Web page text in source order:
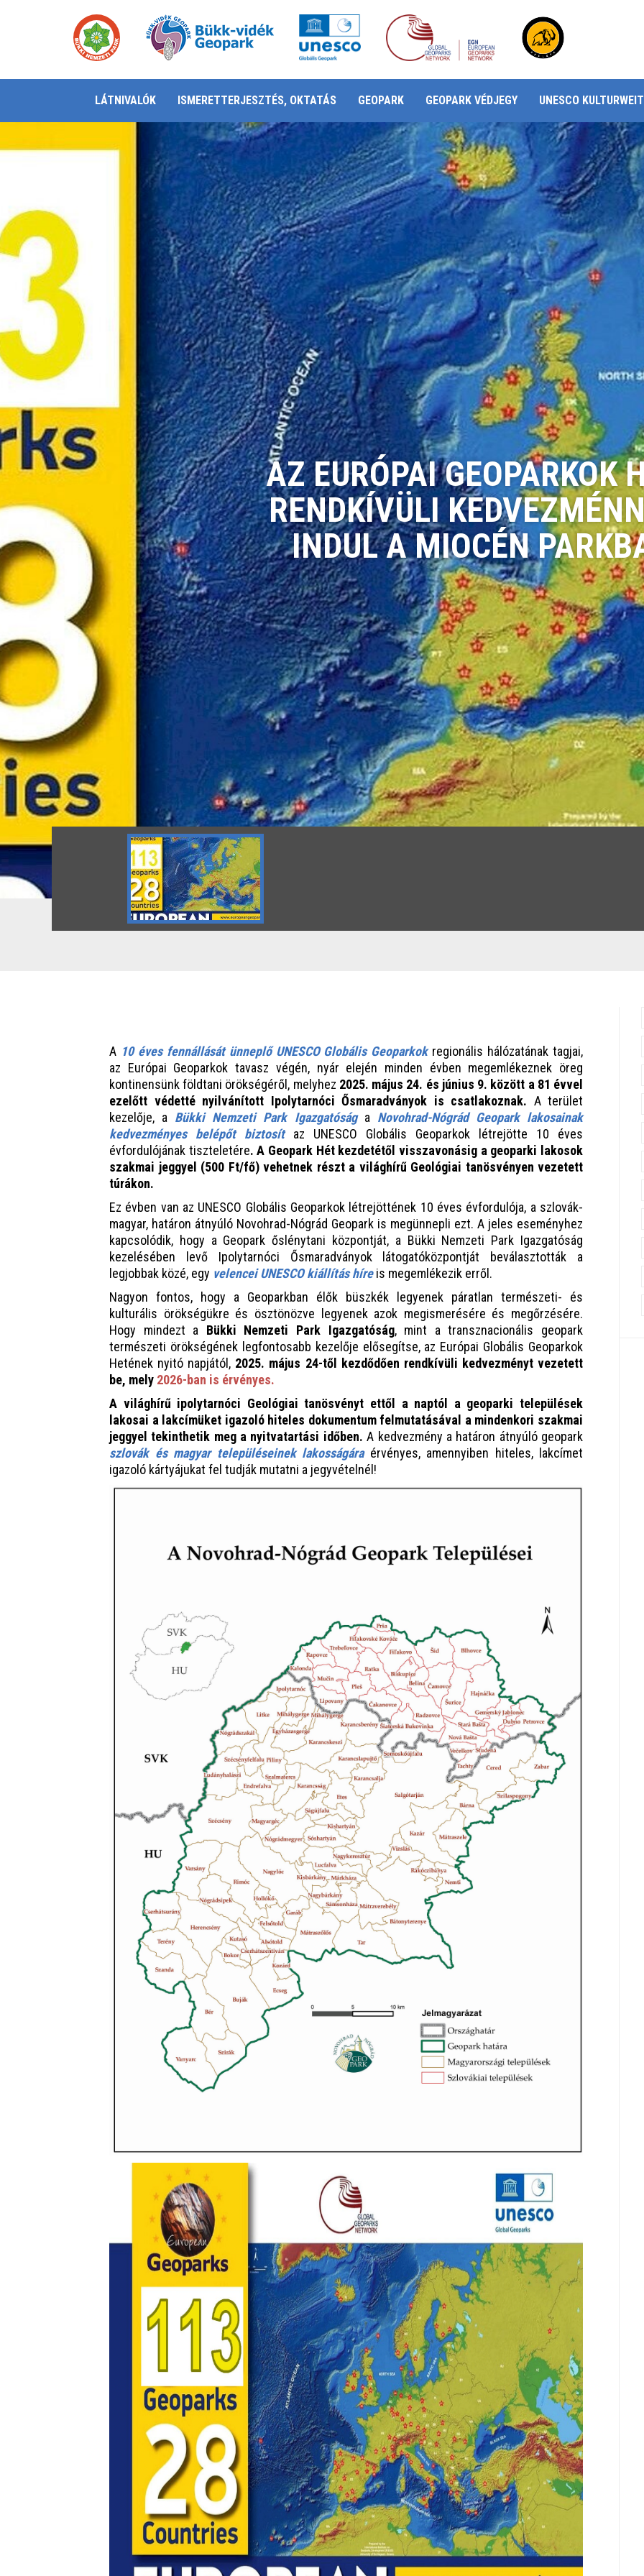
LÁTNIVALÓK ISMERETTERJESZTÉS, OKTATÁS GEOPARK GEOPARK VÉDJEGY UNESCO
AZ EURÓPAI GEOPARKOK
RENDKÍVÜLI
INDUL A MIOCÉN
A 10 éves fennállását ünneplő UNESCO Globális Geoparkok regionális hálózatának tagjai,
az Európai Geoparkok tavasz végén, nyár elején minden évben megemlékeznek öreg
kontinensünk földtani örökségéről, melyhez 2025. május 24. és június 9. között a 81 évvel
ezelőtt védetté nyilvánított Ipolytarnóci Ősmaradványok is csatlakoznak. A terület
kezelője, a Bükki Nemzeti Park Igazgatósága Novohrad-Nógrád Geopark lakosainak
kedvezményes belépőt biztosítaz UNESCO Globális Geoparkok létrejötte 10 éves
évfordulójának tiszteletére. A Geopark Hét kezdetétől visszavonásig a geoparki lakosok
szakmai jeggyel (500 Ft/fő) vehetnek részt a világhírű Geológiai tanösvényen vezetett
túrákon.
Ez évben van az UNESCO Globális Geoparkok létrejöttének 10 éves évfordulója, a szlovák-
magyar, határon átnyúló Novohrad-Nógrád Geopark is megünnepli ezt. A jeles eseményhez
kapcsolódik, hogy a Geopark őslénytani központját, a Bükki Nemzeti Park Igazgatóság
kezelésében levő Ipolytarnóci Ősmaradványok látogatóközpontját beválasztották a
legjobbak közé, egy velencei UNESCO kiállítás híreis megemlékezik erről.
Nagyon fontos, hogy a Geoparkban élők büszkék legyenek páratlan természeti- és
kulturális örökségükre és ösztönözve legyenek azok megismerésére és megőrzésére.
Hogy mindezt a Bükki Nemzeti Park Igazgatóság, mint a transznacionális geopark
természeti örökségének legfontosabb kezelője elősegítse, az Európai Globális Geoparkok
Hetének nyitó napjától, 2025. május 24-től kezdődően rendkívüli kedvezményt vezetett
be, mely 2026-ban is érvényes.
A világhírű ipolytarnóci Geológiai tanösvényt ettől a naptól a geoparki települések
lakosai a lakcímüket igazoló hiteles dokumentum felmutatásával a mindenkori szakmai
jeggyel tekinthetik meg a nyitvatartási időben.A kedvezmény a határon átnyúló geopark
szlovák és magyar településeinek lakosságáraérvényes, amennyiben hiteles, lakcímet
igazoló kártyájukat fel tudják mutatni a jegyvételnél!